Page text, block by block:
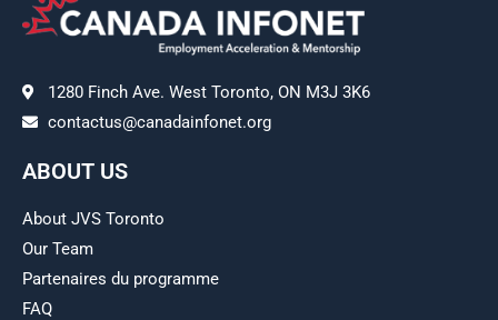
1280 Finch Ave. West Toronto, ON M3J 3K6
contactus@canadainfonet.org
ABOUT US
About JVS Toronto
Our Team
Partenaires du programme
FAQ